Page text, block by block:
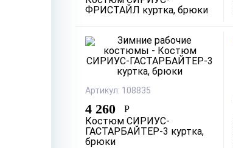
ФРИСТАЙЛ куртка, брюки
Артикул: 108835
4 260 Р
Костюм СИРИУС-
ГАСТАРБАЙТЕР-3 куртка,
брюки